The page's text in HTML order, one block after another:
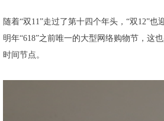
随着“双11”走过了第十四个年头，“双12”
明年“618”之前唯一的大型网络购物节，这
时间节点。